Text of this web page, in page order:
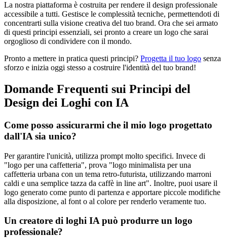
La nostra piattaforma è costruita per rendere il design professionale
accessibile a tutti. Gestisce le complessità tecniche, permettendoti di
concentrarti sulla visione creativa del tuo brand. Ora che sei armato
di questi principi essenziali, sei pronto a creare un logo che sarai
orgoglioso di condividere con il mondo.
Pronto a mettere in pratica questi principi? Progetta il tuo logo senza
sforzo e inizia oggi stesso a costruire l'identità del tuo brand!
Domande Frequenti sui Principi del
Design dei Loghi con IA
Come posso assicurarmi che il mio logo progettato
dall'IA sia unico?
Per garantire l'unicità, utilizza prompt molto specifici. Invece di
"logo per una caffetteria", prova "logo minimalista per una
caffetteria urbana con un tema retro-futurista, utilizzando marroni
caldi e una semplice tazza da caffè in line art". Inoltre, puoi usare il
logo generato come punto di partenza e apportare piccole modifiche
alla disposizione, al font o al colore per renderlo veramente tuo.
Un creatore di loghi IA può produrre un logo
professionale?